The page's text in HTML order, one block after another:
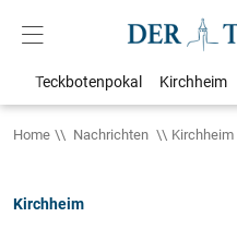
Teckbotenpokal Kirchheim
Home Nachrichten Kirchheim
Kirchheim